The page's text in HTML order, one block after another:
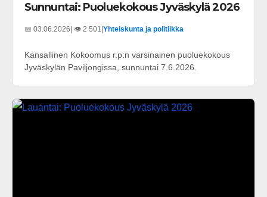
Sunnuntai: Puoluekokous Jyväskylä 2026
📅 03.06.2026 | 👁️ 2 501 Yhteiskunta ja politiikka
Kansallinen Kokoomus r.p:n varsinainen puoluekokous
Jyväskylän Paviljongissa, sunnuntai 7.6.2026.